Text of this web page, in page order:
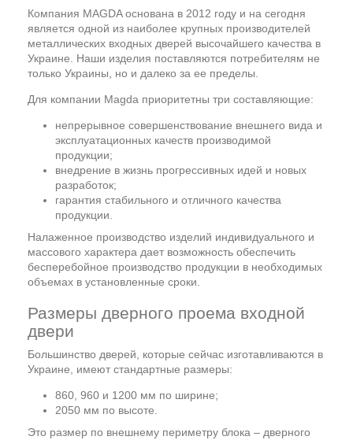
Компания MAGDA основана в 2012 году и на сегодня
является одной из наиболее крупных производителей
металлических входных дверей высочайшего качества в
Украине. Наши изделия поставляются потребителям не
только Украины, но и далеко за ее пределы.
Для компании Magda приоритетны три составляющие:
непрерывное совершенствование внешнего вида и
эксплуатационных качеств производимой
продукции;
внедрение в жизнь прогрессивных идей и новых
разработок;
гарантия стабильного и отличного качества
продукции.
Налаженное производство изделий индивидуального и
массового характера дает возможность обеспечить
бесперебойное производство продукции в необходимых
объемах в установленные сроки.
Размеры дверного проема входной
двери
Большинство дверей, которые сейчас изготавливаются в
Украине, имеют стандартные размеры:
860, 960 и 1200 мм по ширине;
2050 мм по высоте.
Это размер по внешнему периметру блока – дверного